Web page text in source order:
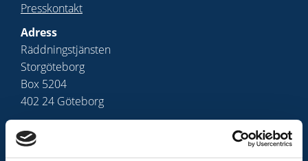
Presskontakt
Adress
Räddningstjänsten
Storgöteborg
Box 5204
402 24 Göteborg
raddningstjansten@rsgbg.se